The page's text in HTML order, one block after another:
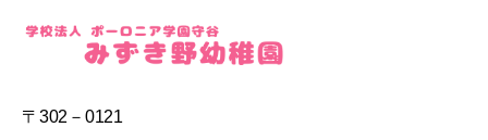
〒302－0121